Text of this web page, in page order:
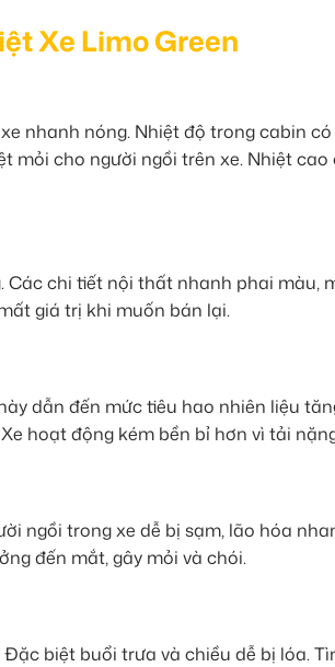
Xe Limo Green
nhanh nóng. Nhiệt độ trong cabin
mỏi cho người ngồi trên xe. Nhiệt cao
Các chi tiết nội thất nhanh phai màu,
giá trị khi muốn bán lại.
dẫn đến mức tiêu hao nhiên liệu
hoạt động kém bền bỉ hơn vì tải
ngồi trong xe dễ bị sạm, lão hóa
đến mắt, gây mỏi và chói.
biệt buổi trưa và chiều dễ bị lóa.